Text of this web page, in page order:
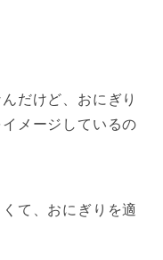
だけど、おにぎり
メージしているの
て、おにぎりを適